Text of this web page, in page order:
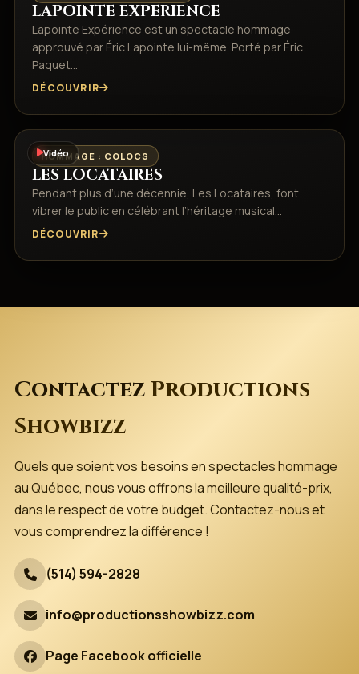
LAPOINTE EXPERIENCE
Lapointe Expérience est un spectacle hommage
approuvé par Éric Lapointe lui-même. Porté par Éric
Paquet…
DÉCOUVRIR
Vidéo
HOMMAGE : COLOCS
LES LOCATAIRES
Pendant plus d’une décennie, Les Locataires, font
vibrer le public en célébrant l’héritage musical…
DÉCOUVRIR
Contactez Productions
Showbizz
Quels que soient vos besoins en spectacles hommage
au Québec, nous vous offrons la meilleure qualité-prix,
dans le respect de votre budget. Contactez-nous et
vous comprendrez la différence !
(514) 594-2828
info@productionsshowbizz.com
Page Facebook officielle